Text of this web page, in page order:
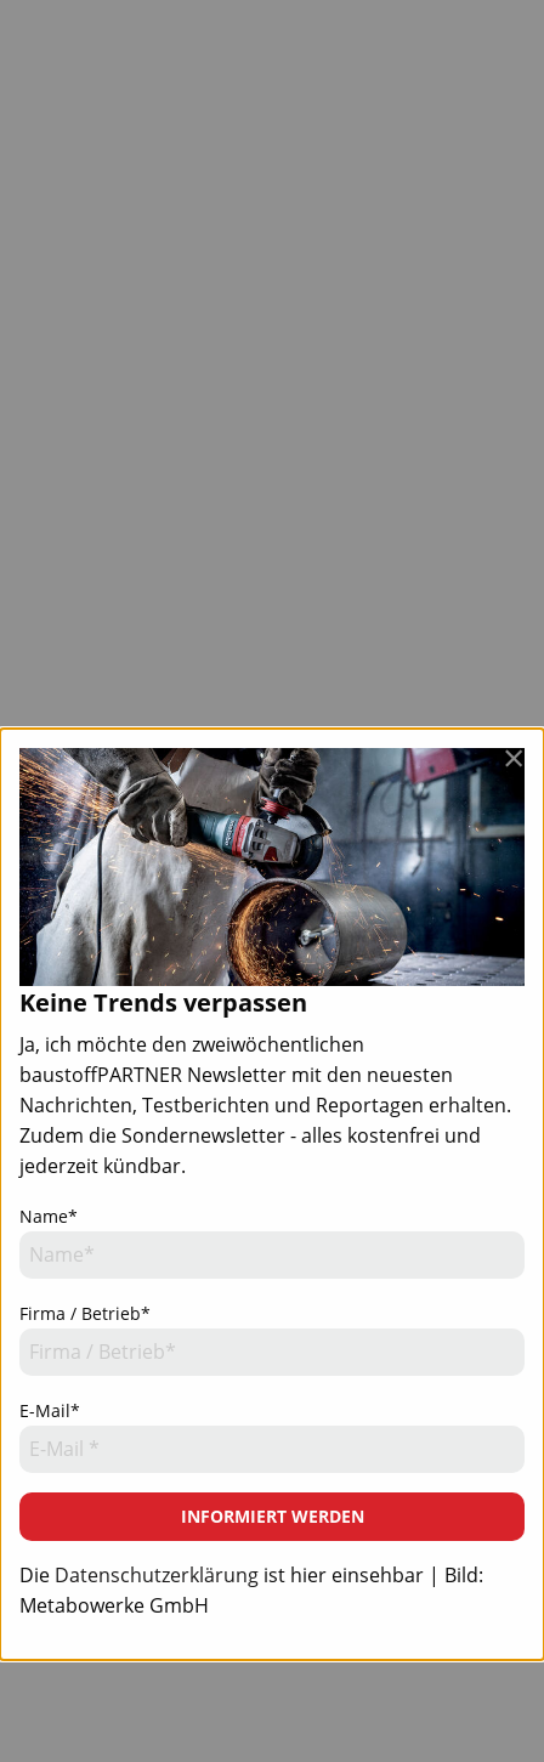
Keine Trends verpassen
Ja, ich möchte den zweiwöchentlichen
baustoffPARTNER Newsletter mit den neuesten
Nachrichten, Testberichten und Reportagen erhalten.
Zudem die Sondernewsletter - alles kostenfrei und
jederzeit kündbar.
Name*
Firma / Betrieb*
E-Mail*
INFORMIERT WERDEN
Die Datenschutzerklärung ist hier einsehbar | Bild:
Metabowerke GmbH
×